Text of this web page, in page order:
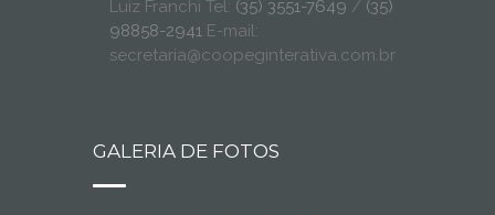
Luiz Franchi Tel: (35) 3551-7649 / (35)
98858-2941 E-mail:
secretaria@coopeginterativa.com.br
GALERIA DE FOTOS